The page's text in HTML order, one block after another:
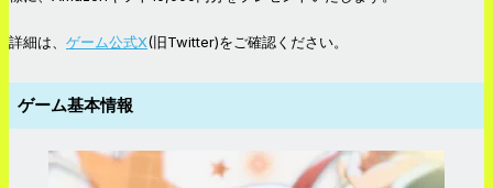
詳細は、 ゲーム公式X(旧Twitter)をご確認ください。
ゲーム基本情報